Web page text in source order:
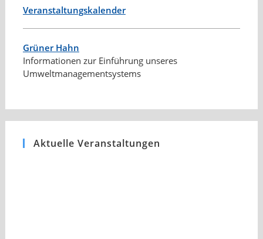
Veranstaltungskalender
Grüner Hahn
Informationen zur Einführung unseres
Umweltmanagementsystems
Aktuelle Veranstaltungen